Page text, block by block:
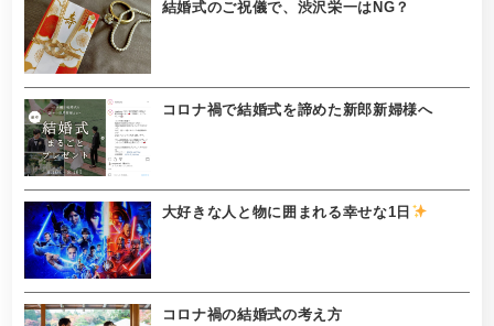
結婚式のご祝儀で、渋沢栄一はNG？
コロナ禍で結婚式を諦めた新郎新婦様へ
大好きな人と物に囲まれる幸せな1日
コロナ禍の結婚式の考え方